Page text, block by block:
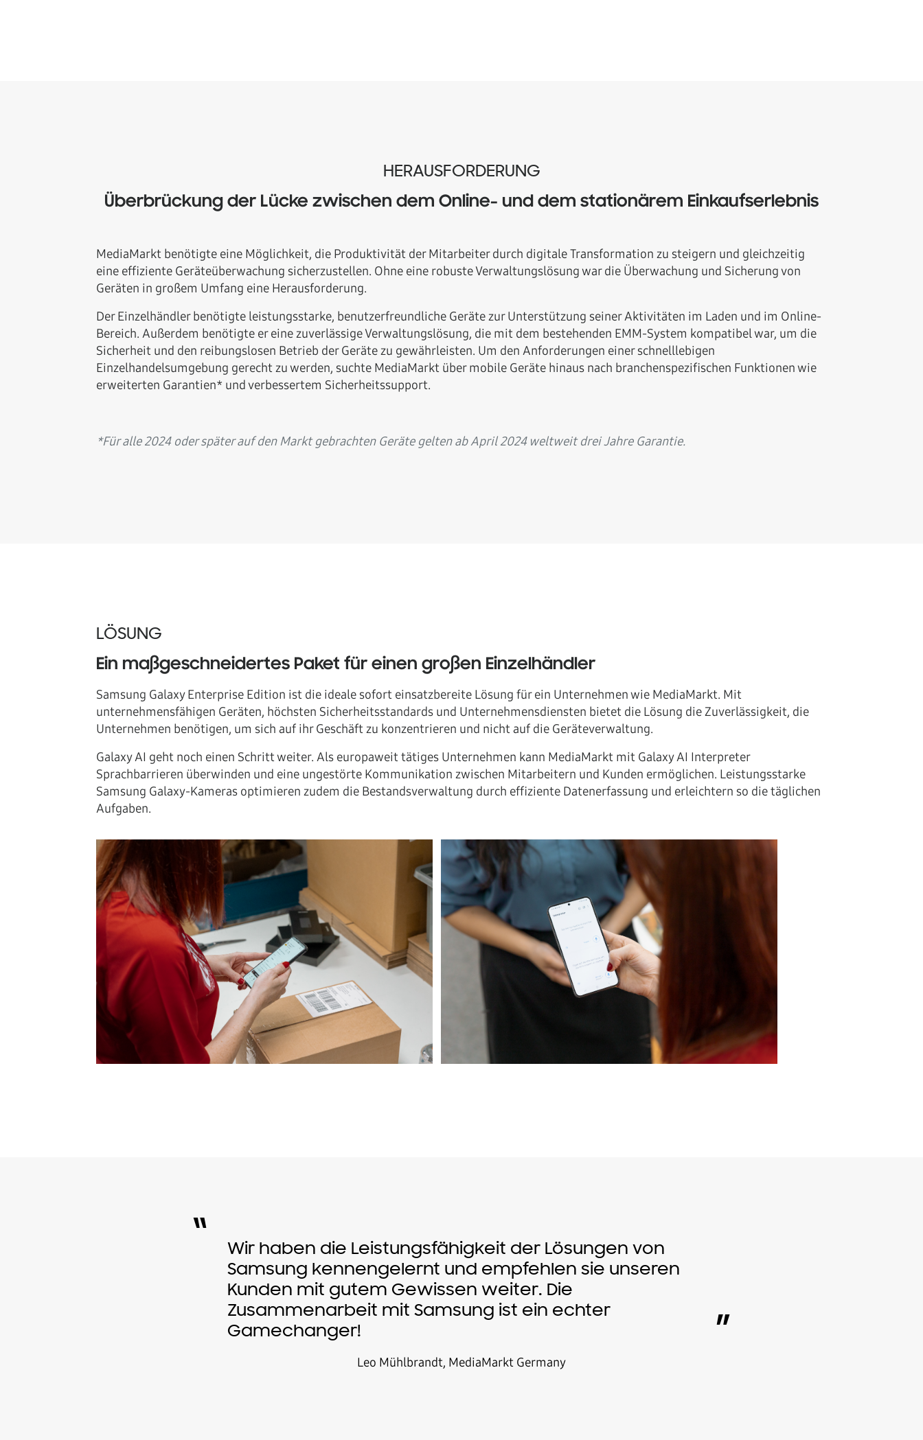
HERAUSFORDERUNG
Überbrückung der Lücke zwischen dem Online- und dem stationärem Einkaufserlebnis
MediaMarkt benötigte eine Möglichkeit, die Produktivität der Mitarbeiter durch digitale Transformation zu steigern und gleichzeitig
eine effiziente Geräteüberwachung sicherzustellen. Ohne eine robuste Verwaltungslösung war die Überwachung und Sicherung von
Geräten in großem Umfang eine Herausforderung.
Der Einzelhändler benötigte leistungsstarke, benutzerfreundliche Geräte zur Unterstützung seiner Aktivitäten im Laden und im Online-
Bereich. Außerdem benötigte er eine zuverlässige Verwaltungslösung, die mit dem bestehenden EMM-System kompatibel war, um die
Sicherheit und den reibungslosen Betrieb der Geräte zu gewährleisten. Um den Anforderungen einer schnelllebigen
Einzelhandelsumgebung gerecht zu werden, suchte MediaMarkt über mobile Geräte hinaus nach branchenspezifischen Funktionen wie
erweiterten Garantien* und verbessertem Sicherheitssupport.
*Für alle 2024 oder später auf den Markt gebrachten Geräte gelten ab April 2024 weltweit drei Jahre Garantie.
LÖSUNG
Ein maßgeschneidertes Paket für einen großen Einzelhändler
Samsung Galaxy Enterprise Edition ist die ideale sofort einsatzbereite Lösung für ein Unternehmen wie MediaMarkt. Mit
unternehmensfähigen Geräten, höchsten Sicherheitsstandards und Unternehmensdiensten bietet die Lösung die Zuverlässigkeit, die
Unternehmen benötigen, um sich auf ihr Geschäft zu konzentrieren und nicht auf die Geräteverwaltung.
Galaxy AI geht noch einen Schritt weiter. Als europaweit tätiges Unternehmen kann MediaMarkt mit Galaxy AI Interpreter
Sprachbarrieren überwinden und eine ungestörte Kommunikation zwischen Mitarbeitern und Kunden ermöglichen. Leistungsstarke
Samsung Galaxy-Kameras optimieren zudem die Bestandsverwaltung durch effiziente Datenerfassung und erleichtern so die täglichen
Aufgaben.
“
Wir haben die Leistungsfähigkeit der Lösungen von
Samsung kennengelernt und empfehlen sie unseren
Kunden mit gutem Gewissen weiter. Die
Zusammenarbeit mit Samsung ist ein echter
Gamechanger!
Leo Mühlbrandt, MediaMarkt Germany ”